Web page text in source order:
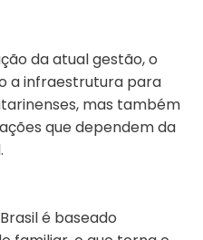
da atual gestão, o
a infraestrutura para
mas também
que dependem da
é baseado